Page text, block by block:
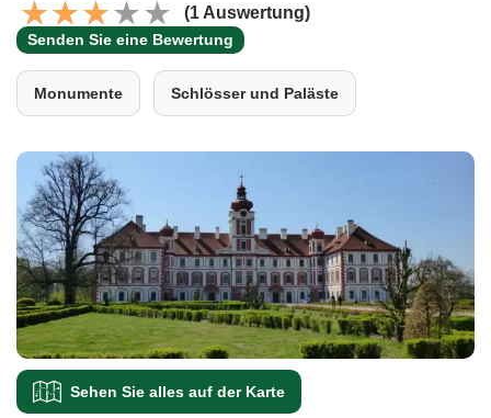
(1 Auswertung)
Senden Sie eine Bewertung
Monumente Schlösser und Paläste
Sehen Sie alles auf der Karte